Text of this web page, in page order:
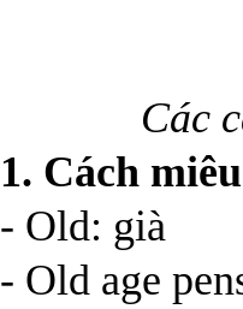
Các
1. Cách
- Old: già
- Old age